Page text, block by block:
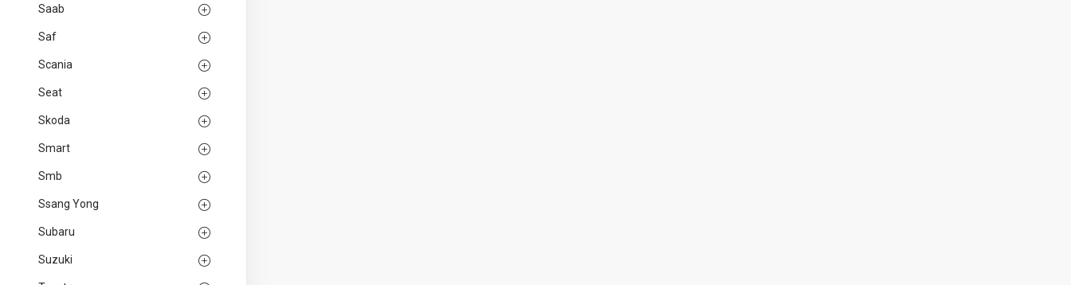
Saab
Saf
Scania
Seat
Skoda
Smart
Smb
Ssang Yong
Subaru
Suzuki